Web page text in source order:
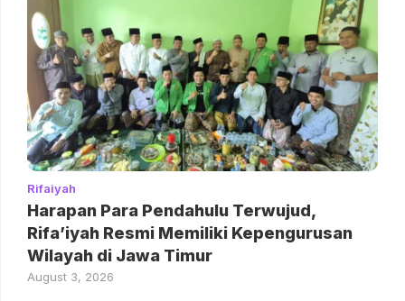
Rifaiyah
Harapan Para Pendahulu Terwujud,
Rifa’iyah Resmi Memiliki Kepengurusan
Wilayah di Jawa Timur
August 3, 2026